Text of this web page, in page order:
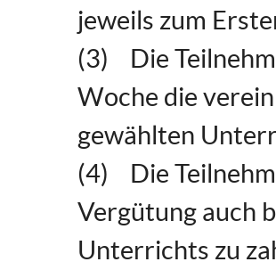
jeweils zum
(3) Die
Woche die
gewählten
(4) Die
Vergütung auch
Unterrichts zu